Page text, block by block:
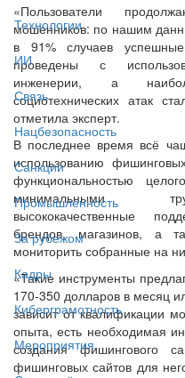
Технологии
ИИ
Связь
Нацбезопасность
Санкции
Промышленность
За рубежом
Кадры
Киберграмотность
Мероприятия
«Пользователи
мошенников: по нашим
в 91% случаев
проведены с
инженерии, а
социотехнических атак
отметила эксперт.
В последнее время всё
использованию
функциональностью
минимальными
высококачественные
брендов, магазинов, а
мониторить собранные на
«Такие инструменты
170-350 долларов в месяц
зависит от квалификации
опыта, есть необходимая
создания фишингового
фишинговых сайтов для